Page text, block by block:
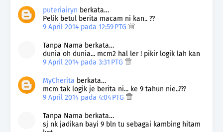
puteriairyn berkata…
Pelik betul berita macam ni kan.. ??
9 April 2014 pada 12:59 PTG
Tanpa Nama berkata…
dunia oh dunia... mcm2 hal ler ! pikir logik lah kan
9 April 2014 pada 3:31 PTG
MyCherita berkata…
mcm tak logik je berita ni... ke 9 tahun nie..???
9 April 2014 pada 4:04 PTG
Tanpa Nama berkata…
sj nk jadikan bayi 9 bln tu sebagai kambing hitam